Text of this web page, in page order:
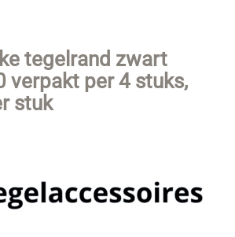
tegelrand zwart
verpakt per 4 stuks,
stuk